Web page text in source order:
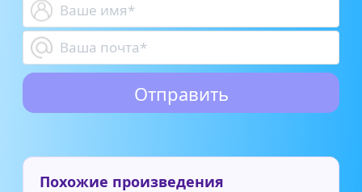
Похожие произведения